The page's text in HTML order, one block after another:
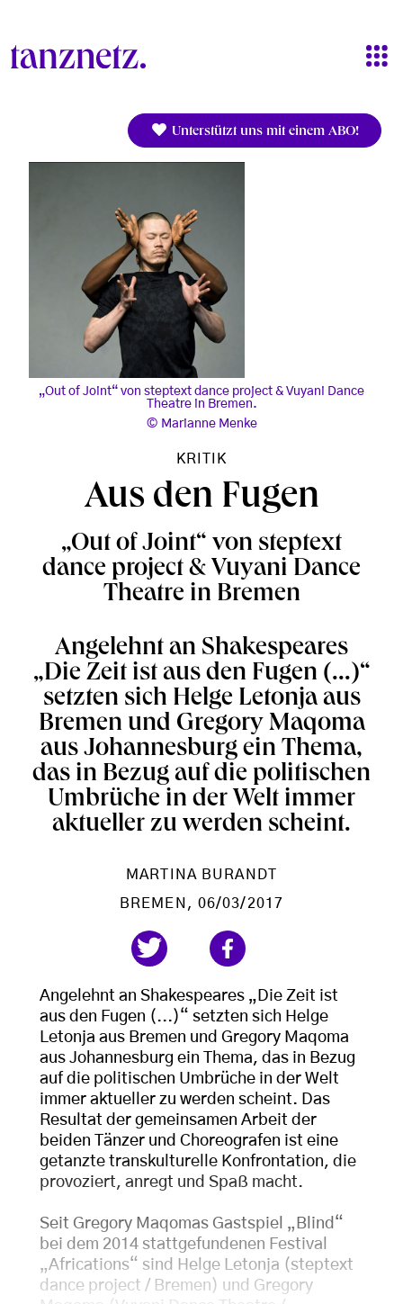
Unterstützt uns mit einem ABO!
„Out of Joint“ von steptext dance project & Vuyani Dance
Theatre in Bremen.
Marianne Menke
KRITIK
Aus den Fugen
„Out of Joint“ von steptext
dance project & Vuyani Dance
Theatre in Bremen
Angelehnt an Shakespeares
„Die Zeit ist aus den Fugen (...)“
setzten sich Helge Letonja aus
Bremen und Gregory Maqoma
aus Johannesburg ein Thema,
das in Bezug auf die politischen
Umbrüche in der Welt immer
aktueller zu werden scheint.
MARTINA BURANDT
BREMEN , 06/03/2017
Angelehnt an Shakespeares „Die Zeit ist
aus den Fugen (...)“ setzten sich Helge
Letonja aus Bremen und Gregory Maqoma
aus Johannesburg ein Thema, das in Bezug
auf die politischen Umbrüche in der Welt
immer aktueller zu werden scheint. Das
Resultat der gemeinsamen Arbeit der
beiden Tänzer und Choreografen ist eine
getanzte transkulturelle Konfrontation, die
provoziert, anregt und Spaß macht.
Seit Gregory Maqomas Gastspiel „Blind“
bei dem 2014 stattgefundenen Festival
„Africations“ sind Helge Letonja (steptext
dance project / Bremen) und Gregory